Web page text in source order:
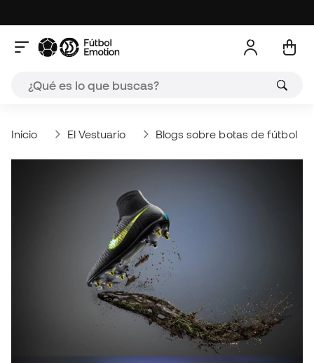
Inicio El Vestuario Blogs sobre botas de fútbol